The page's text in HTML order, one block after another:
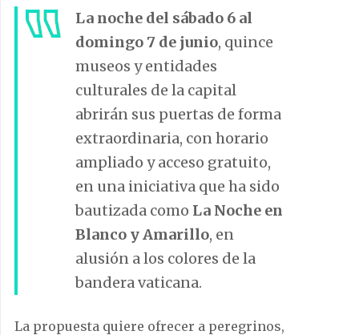
La noche del sábado 6 al
domingo 7 de junio, quince
museos y entidades
culturales de la capital
abrirán sus puertas de forma
extraordinaria, con horario
ampliado y acceso gratuito,
en una iniciativa que ha sido
bautizada como La Noche en
Blanco y Amarillo, en
alusión a los colores de la
bandera vaticana.
La propuesta quiere ofrecer a peregrinos,